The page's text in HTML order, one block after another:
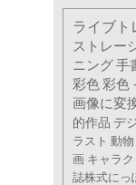
ライブト
ストレー
ニング手
彩色彩色
画像に変
的作品 デ
ラスト 動物
画 キャラ
誌株式にっ